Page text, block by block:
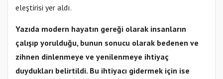
eleştirisi yer aldı.
Yazıda modern hayatın gereği olarak insanların
çalışıp yorulduğu, bunun sonucu olarak bedenen ve
zihnen dinlenmeye ve yenilenmeye ihtiyaç
duydukları belirtildi. Bu ihtiyacı gidermek için ise